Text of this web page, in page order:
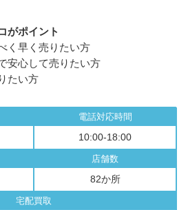
がポイント
く早く売りたい方
安心して売りたい方
たい方
電話対応時間
10:00-18:00
店舗数
82か所
宅配買取